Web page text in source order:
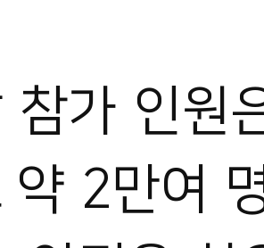
참가 인원
약 2만여